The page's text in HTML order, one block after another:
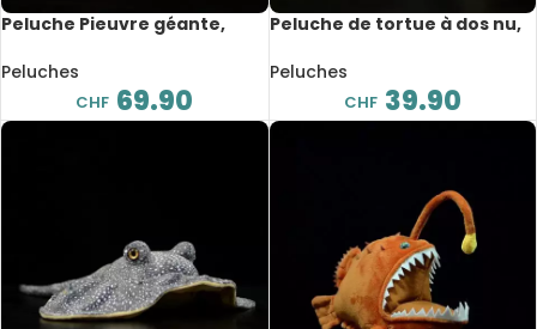
Peluche Pieuvre géante,
animaux de mer, 85 cm
Peluches
CHF 69.90
Peluche de tortue à dos nu,
cm
Peluches
CHF 39.90